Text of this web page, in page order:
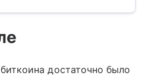
достаточно было